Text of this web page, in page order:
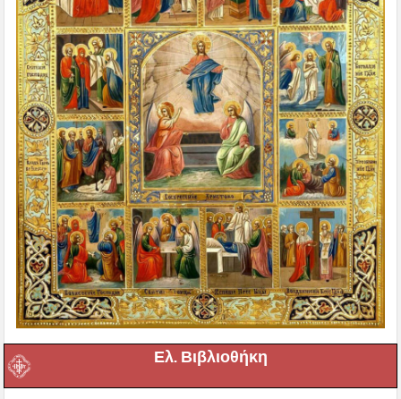
Ελ. Βιβλιοθήκη